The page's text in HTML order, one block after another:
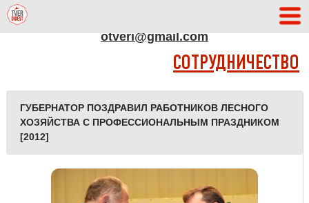
otveri@gmail.com
СОТРУДНИЧЕСТВО
ГУБЕРНАТОР ПОЗДРАВИЛ РАБОТНИКОВ ЛЕСНОГО
ХОЗЯЙСТВА С ПРОФЕССИОНАЛЬНЫМ ПРАЗДНИКОМ
[2012]